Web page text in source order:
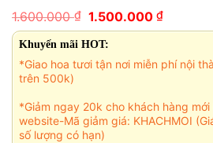
1.600.000₫ Giá
gốc
là:
1.600.000 ₫.
1.500.000 ₫Giá
hiện
Khuyến mãi HOT:
*Giao hoa tươi tận nơi miễn phí nội
trên 500k)
*Giảm ngay 20k cho khách hàng
website-Mã giảm giá: KHACHMOI
số lượng có hạn)